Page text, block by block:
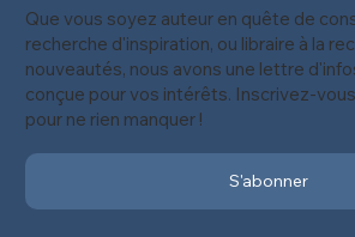
Que vous soyez auteur en quête de
recherche d'inspiration, ou libraire à la
nouveautés, nous avons une lettre
conçue pour vos intérêts. Inscrivez-
pour ne rien manquer !
S'abonner